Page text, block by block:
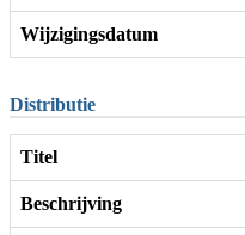
Wijzigingsdatum
Distributie
Titel
Beschrijving